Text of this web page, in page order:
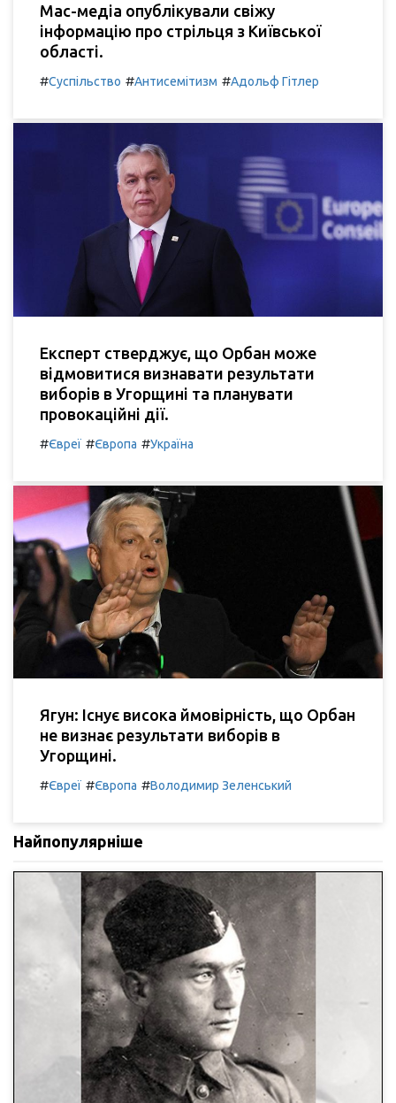
Мас-медіа опублікували свіжу
інформацію про стрільця з Київської
області.
#Суспільство #Антисемітизм #Адольф Гітлер
Експерт стверджує, що Орбан може
відмовитися визнавати результати
виборів в Угорщині та планувати
провокаційні дії.
#Євреї #Європа #Україна
Ягун: Існує висока ймовірність, що Орбан
не визнає результати виборів в
Угорщині.
#Євреї #Європа #Володимир Зеленський
Найпопулярніше